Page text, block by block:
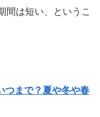
間は短い、というこ
つまで？夏や冬や春